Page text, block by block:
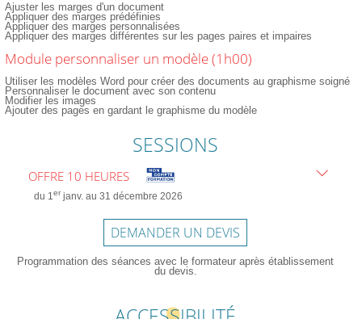
Ajuster les marges d'un document
Appliquer des marges prédéfinies
Appliquer des marges personnalisées
Appliquer des marges différentes sur les pages paires et impaires
Module personnaliser un modèle (1h00)
Utiliser les modèles Word pour créer des documents au graphisme soigné
Personnaliser le document avec son contenu
Modifier les images
Ajouter des pages en gardant le graphisme du modèle
SESSIONS
OFFRE 10 HEURES
du 1 er janv. au 31 décembre 2026
DEMANDER UN DEVIS
Programmation des séances avec le formateur après établissement
du devis.